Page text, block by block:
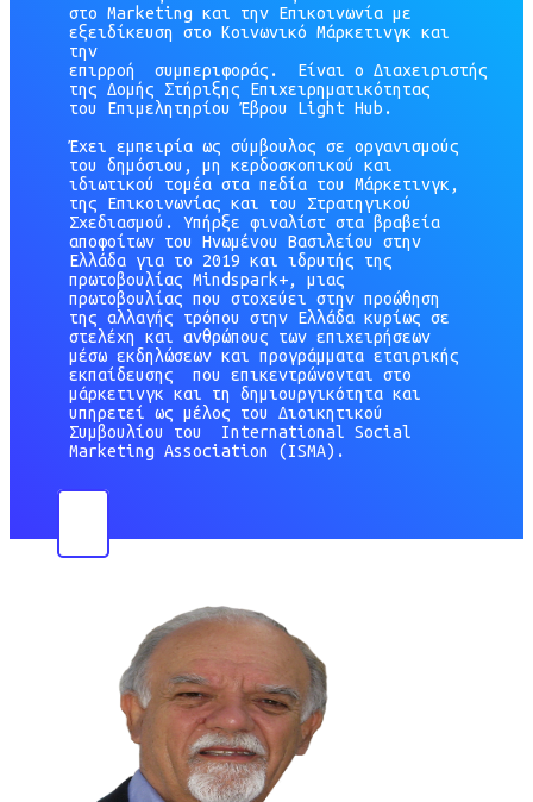
στο Marketing και την Επικοινωνία με
εξειδίκευση στο Κοινωνικό Μάρκετινγκ και
την
επιρροή συμπεριφοράς. Είναι o Διαχειριστής
της Δομής Στήριξης Επιχειρηματικότητας
του Επιμελητηρίου Έβρου Light Hub.
Έχει εμπειρία ως σύμβουλος σε οργανισμούς
του δημόσιου, μη κερδοσκοπικού και
ιδιωτικού τομέα στα πεδία του Μάρκετινγκ,
της Επικοινωνίας και του Στρατηγικού
Σχεδιασμού. Υπήρξε φιναλίστ στα βραβεία
αποφοίτων του Ηνωμένου Βασιλείου στην
Ελλάδα για το 2019 και ιδρυτής της
πρωτοβουλίας Mindspark+, μιας
πρωτοβουλίας που στοχεύει στην προώθηση
της αλλαγής τρόπου στην Ελλάδα κυρίως σε
στελέχη και ανθρώπους των επιχειρήσεων
μέσω εκδηλώσεων και προγράμματα εταιρικής
εκπαίδευσης που επικεντρώνονται στο
μάρκετινγκ και τη δημιουργικότητα και
υπηρετεί ως μέλος του Διοικητικού
Συμβουλίου του International Social
Marketing Association (ISMA).